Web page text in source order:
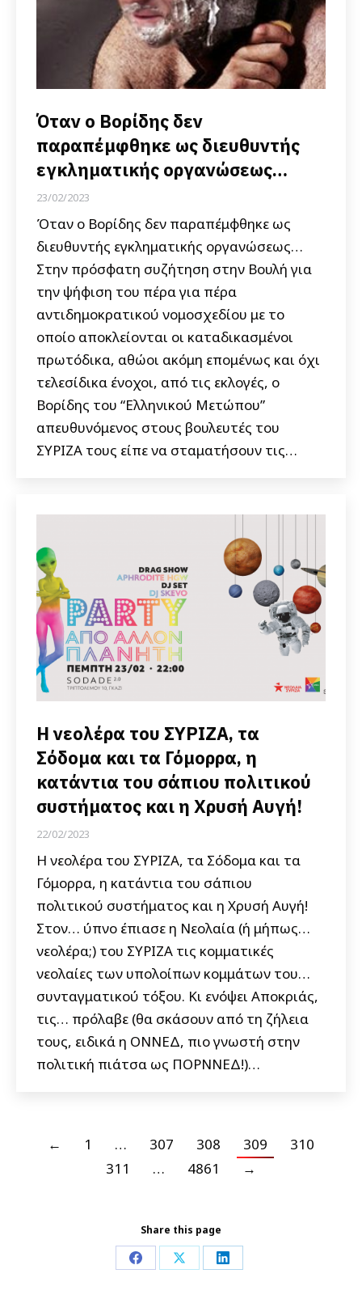
Όταν ο Βορίδης δεν
παραπέμφθηκε ως διευθυντής
εγκληματικής οργανώσεως…
23/02/2023
Όταν ο Βορίδης δεν παραπέμφθηκε ως
διευθυντής εγκληματικής οργανώσεως…
Στην πρόσφατη συζήτηση στην Βουλή για
την ψήφιση του πέρα για πέρα
αντιδημοκρατικού νομοσχεδίου με το
οποίο αποκλείονται οι καταδικασμένοι
πρωτόδικα, αθώοι ακόμη επομένως και όχι
τελεσίδικα ένοχοι, από τις εκλογές, ο
Βορίδης του “Ελληνικού Μετώπου”
απευθυνόμενος στους βουλευτές του
ΣΥΡΙΖΑ τους είπε να σταματήσουν τις…
Η νεολέρα του ΣΥΡΙΖΑ, τα
Σόδομα και τα Γόμορρα, η
κατάντια του σάπιου πολιτικού
συστήματος και η Χρυσή Αυγή!
22/02/2023
Η νεολέρα του ΣΥΡΙΖΑ, τα Σόδομα και τα
Γόμορρα, η κατάντια του σάπιου
πολιτικού συστήματος και η Χρυσή Αυγή!
Στον… ύπνο έπιασε η Νεολαία (ή μήπως…
νεολέρα;) του ΣΥΡΙΖΑ τις κομματικές
νεολαίες των υπολοίπων κομμάτων του…
συνταγματικού τόξου. Κι ενόψει Αποκριάς,
τις… πρόλαβε (θα σκάσουν από τη ζήλεια
τους, ειδικά η ΟΝΝΕΔ, πιο γνωστή στην
πολιτική πιάτσα ως ΠΟΡΝΝΕΔ!)…
← 1 … 307 308 309
310
311
… 4861 →
Share this page
Share Share Share